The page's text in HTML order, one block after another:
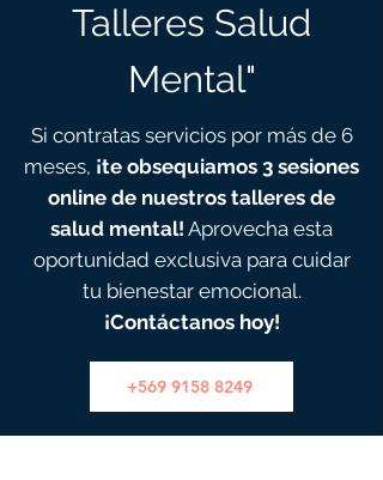
Talleres Salud
Mental"
Si contratas servicios por más de 6
meses, ¡te obsequiamos 3 sesiones
online de nuestros talleres de
salud mental! Aprovecha esta
oportunidad exclusiva para cuidar
tu bienestar emocional.
¡Contáctanos hoy!
+569 9158 8249